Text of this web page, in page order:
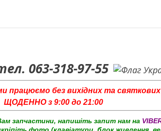
063-318-97-55
працюємо без вихідних та святкових
ЩОДЕННО з 9:00 до 21:00
запчастини, напишіть запит нам на